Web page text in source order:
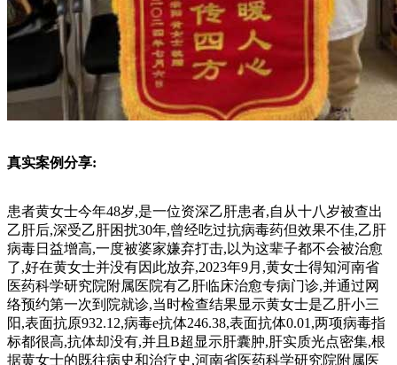
真实案例分享:
患者黄女士今年48岁,是一位资深乙肝患者,自从十八岁被查出
乙肝后,深受乙肝困扰30年,曾经吃过抗病毒药但效果不佳,乙肝
病毒日益增高,一度被婆家嫌弃打击,以为这辈子都不会被治愈
了,好在黄女士并没有因此放弃,2023年9月,黄女士得知河南省
医药科学研究院附属医院有乙肝临床治愈专病门诊,并通过网
络预约第一次到院就诊,当时检查结果显示黄女士是乙肝小三
阳,表面抗原932.12,病毒e抗体246.38,表面抗体0.01,两项病毒指
标都很高,抗体却没有,并且B超显示肝囊肿,肝实质光点密集,根
据黄女士的既往病史和治疗史,河南省医药科学研究院附属医